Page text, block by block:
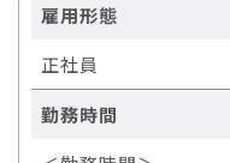
雇用形態
正社員
勤務時間